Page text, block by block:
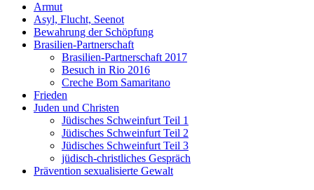
Armut
Asyl, Flucht, Seenot
Bewahrung der Schöpfung
Brasilien-Partnerschaft
Brasilien-Partnerschaft 2017
Besuch in Rio 2016
Creche Bom Samaritano
Frieden
Juden und Christen
Jüdisches Schweinfurt Teil 1
Jüdisches Schweinfurt Teil 2
Jüdisches Schweinfurt Teil 3
jüdisch-christliches Gespräch
Prävention sexualisierte Gewalt